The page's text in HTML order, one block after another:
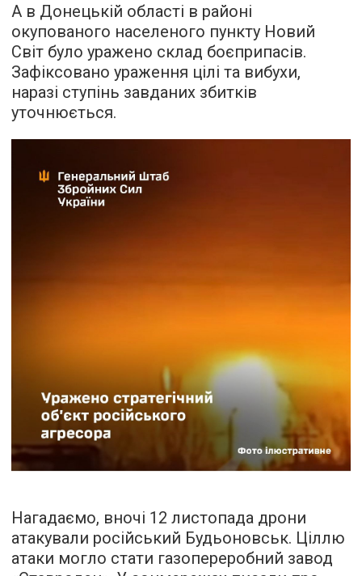
А в Донецькій області в районі
окупованого населеного пункту Новий
Світ було уражено склад боєприпасів.
Зафіксовано ураження цілі та вибухи,
наразі ступінь завданих збитків
уточнюється.
Нагадаємо, вночі 12 листопада дрони
атакували російський Будьоновськ. Ціллю
атаки могло стати газопереробний завод